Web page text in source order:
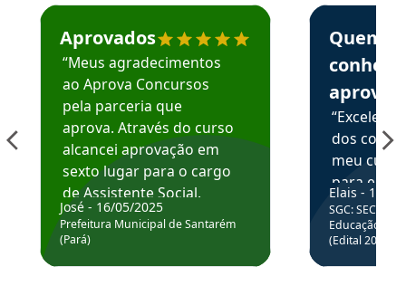
Estudante José recomenda o Aprova Concursos em
Aprovados
“Meus agradecimentos
ao Aprova Concursos
pela parceria que
aprova. Através do curso
alcancei aprovação em
sexto lugar para o cargo
de Assistente Social.
Hoje estou atuando na
Prefeitura de Santarém.
José - 16/05/2025
Prefeitura Municipal de Santarém
(Pará)
Estudante
Quem
aprova
dos
meu
para
colocar
através
de
Elais - 15/
SGC: SEC BA
Educação
(Edital